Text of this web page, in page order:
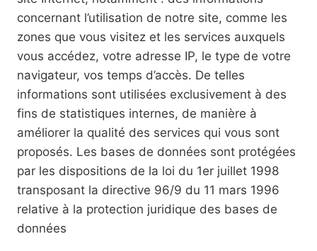
concernant l’utilisation de notre site, comme les
zones que vous visitez et les services auxquels
vous accédez, votre adresse IP, le type de votre
navigateur, vos temps d’accès. De telles
informations sont utilisées exclusivement à des
fins de statistiques internes, de manière à
améliorer la qualité des services qui vous sont
proposés. Les bases de données sont protégées
par les dispositions de la loi du 1er juillet 1998
transposant la directive 96/9 du 11 mars 1996
relative à la protection juridique des bases de
données